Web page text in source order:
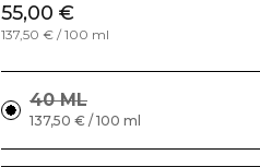
55,00 €
137,50 € / 100 ml
40 ML
137,50 € / 100 ml